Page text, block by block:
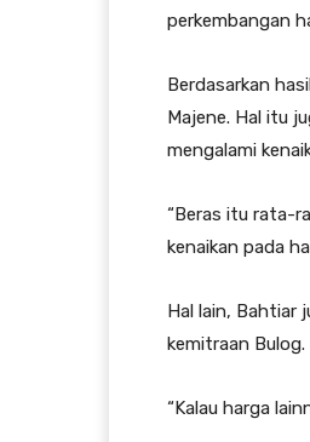
perkembangan
Berdasarkan
Majene. Hal itu
mengalami
“Beras itu rata-
kenaikan pada
Hal lain, Bahtiar
kemitraan Bulog.
“Kalau harga